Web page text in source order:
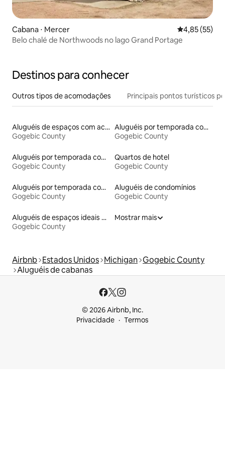
Cabana ⋅ Mercer 4,85 de uma
4,85 (55)
Belo chalé de Northwoods no lago Grand Portage
Destinos para conhecer
Outros tipos de acomodações Principais pontos turísticos
Aluguéis de espaços com acesso direto a pistas de esqui
Gogebic County
Aluguéis por temporada com banheira de hidromassagem
Gogebic County
Aluguéis por temporada com acesso ao lago
Gogebic County
Quartos de hotel
Gogebic County
Aluguéis por temporada com caiaque
Gogebic County
Aluguéis de condomínios
Gogebic County
Aluguéis de espaços ideais para famílias
Gogebic County
Mostrar mais
Airbnb Estados Unidos Michigan Gogebic County
Aluguéis de cabanas
© 2026 Airbnb, Inc.
Privacidade
Termos